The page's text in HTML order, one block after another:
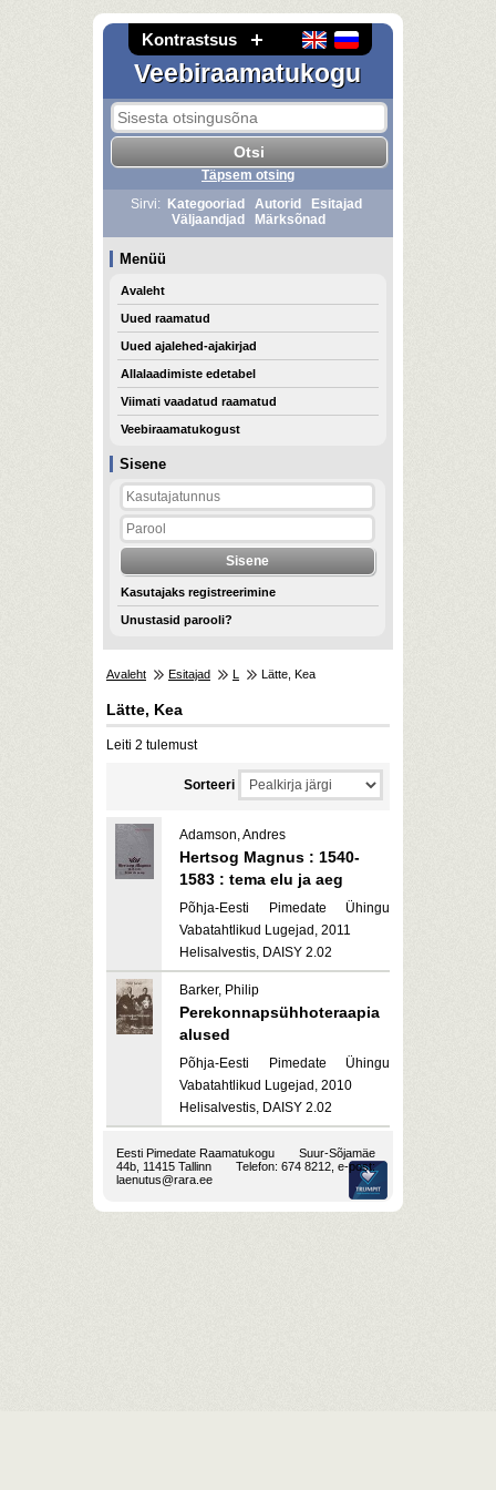
Kontrastsus
Veebiraamatukogu
Sisene
Kasutajaks registreerimine
Unustasid parooli?
Täpsem otsing
Sirvi:
Kategooriad Autorid
Esitajad
Väljaandjad
Märksõnad
Menüü
Avaleht
Uued raamatud
Uued ajalehed-ajakirjad
Allalaadimiste edetabel
Viimati vaadatud raamatud
Veebiraamatukogust
Avaleht Esitajad L Lätte, Kea
Lätte, Kea
Leiti 2 tulemust
Sorteeri
Adamson, Andres
Hertsog Magnus : 1540-
1583 : tema elu ja aeg
Põhja-Eesti Pimedate Ühingu
Vabatahtlikud Lugejad, 2011
Helisalvestis, DAISY 2.02
Barker, Philip
Perekonnapsühhoteraapia
alused
Põhja-Eesti Pimedate Ühingu
Vabatahtlikud Lugejad, 2010
Helisalvestis, DAISY 2.02
Eesti Pimedate Raamatukogu
Suur-Sõjamäe
44b, 11415 Tallinn
Telefon: 674 8212, e-post:
laenutus@rara.ee